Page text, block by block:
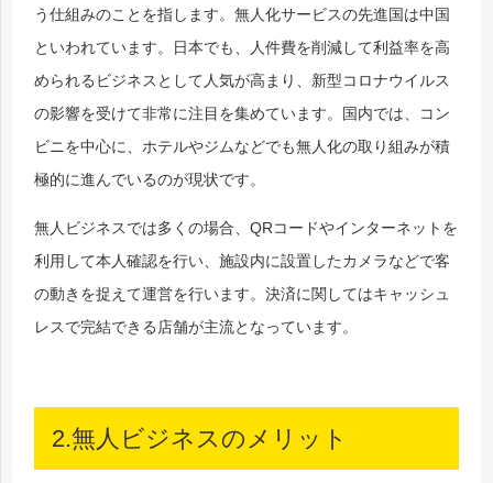
う仕組みのことを指します。無人化サービスの先進国は中国
といわれています。日本でも、人件費を削減して利益率を高
められるビジネスとして人気が高まり、新型コロナウイルス
の影響を受けて非常に注目を集めています。国内では、コン
ビニを中心に、ホテルやジムなどでも無人化の取り組みが積
極的に進んでいるのが現状です。
無人ビジネスでは多くの場合、QRコードやインターネットを
利用して本人確認を行い、施設内に設置したカメラなどで客
の動きを捉えて運営を行います。決済に関してはキャッシュ
レスで完結できる店舗が主流となっています。
2.無人ビジネスのメリット